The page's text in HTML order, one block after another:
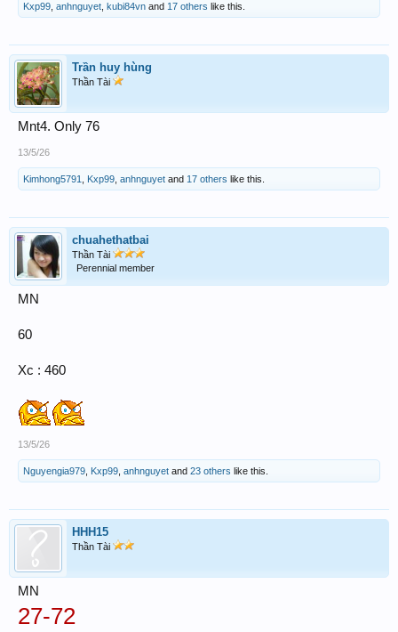
Kxp99 anhnguyet kubi84vn and 17 others like this.
Trần huy hùng
Thần Tài
Mnt4. Only 76
13/5/26
Kimhong5791 Kxp99 anhnguyet and 17 others like this.
chuahethatbai
Thần Tài
Perennial member
MN
60
Xc : 460
13/5/26
Nguyengia979 Kxp99 anhnguyet and 23 others like this.
HHH15
Thần Tài
MN
27-72